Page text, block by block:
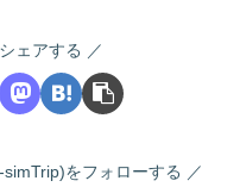
シェアする
をフォローする